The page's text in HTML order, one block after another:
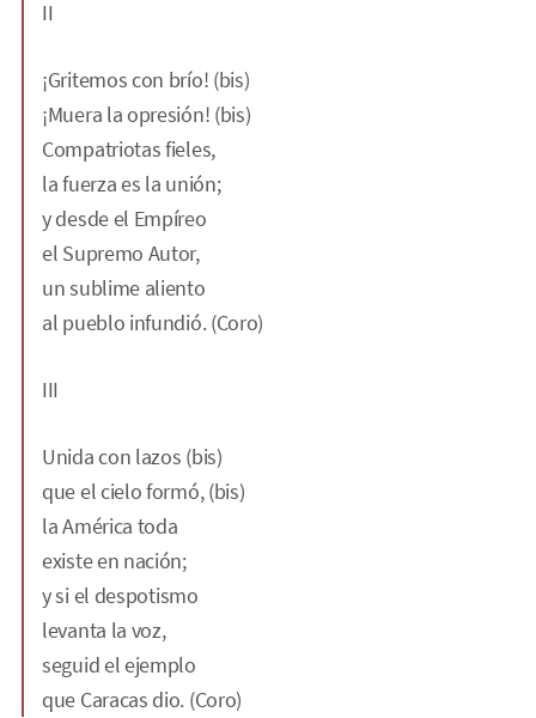
II
¡Gritemos con brío! (bis)
¡Muera la opresión! (bis)
Compatriotas fieles,
la fuerza es la unión;
y desde el Empíreo
el Supremo Autor,
un sublime aliento
al pueblo infundió. (Coro)
III
Unida con lazos (bis)
que el cielo formó, (bis)
la América toda
existe en nación;
y si el despotismo
levanta la voz,
seguid el ejemplo
que Caracas dio. (Coro)